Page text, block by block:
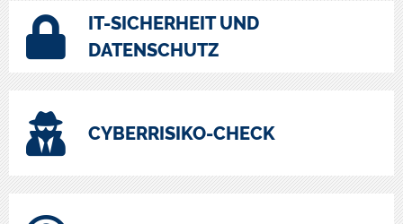
IT-SICHERHEIT UND
DATENSCHUTZ
CYBERRISIKO-CHECK